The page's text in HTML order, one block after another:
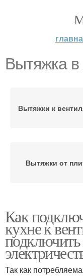
Вытяжка
Вытяжки к
Вытяжки от
Вентиляция на
Аргументы за
Как
кухне к
Так как